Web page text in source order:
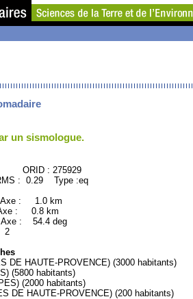
un sismologue.
275929
: 0.29 Type :eq
: 1.0 km
: 0.8 km
: 54.4 deg
2
DE HAUTE-PROVENCE) (3000 habitants)
(5800 habitants)
(2000 habitants)
DE HAUTE-PROVENCE) (200 habitants)